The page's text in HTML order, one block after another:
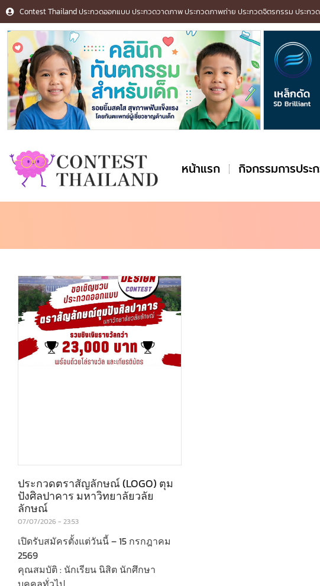
Contest Thailand ประกวดออกแบบ ประกวดวาดภาพ ประกวดภาพถ่าย ประกวดจิตรกรรม ประ
หน้าแรก กิจกรรมการประ
ประกวดตราสัญลักษณ์ (LOGO) ตุม
ปังศิลปาคาร มหาวิทยาลัยวลัย
ลักษณ์
07/07/2026 23:53
เปิดรับสมัครตั้งแต่วันนี้ – 15 กรกฎาคม
2569
คุณสมบัติ : นักเรียน นิสิต นักศึกษา